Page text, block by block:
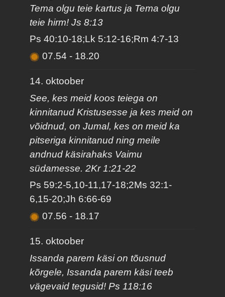
Tema olgu teie kartus ja Tema olgu
teie hirm! Js 8:13
Ps 40:10-18;Lk 5:12-16;Rm 4:7-13
07.54- 18.20
14. oktoober
See, kes meid koos teiega on
kinnitanud Kristusesse ja kes meid on
võidnud, on Jumal, kes on meid ka
pitseriga kinnitanud ning meile
andnud käsirahaks Vaimu
südamesse. 2Kr 1:21-22
Ps 59:2-5,10-11,17-18;2Ms 32:1-
6,15-20;Jh 6:66-69
07.56- 18.17
15. oktoober
Issanda parem käsi on tõusnud
kõrgele, Issanda parem käsi teeb
vägevaid tegusid! Ps 118:16